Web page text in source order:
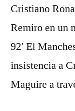
Cristiano
Remiro en un
92′ El
insistencia a
Maguire a